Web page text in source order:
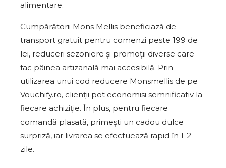
alimentare.
Cumpărătorii Mons Mellis beneficiază de
transport gratuit pentru comenzi peste 199 de
lei, reduceri sezoniere și promoții diverse care
fac pâinea artizanală mai accesibilă. Prin
utilizarea unui cod reducere Monsmellis de pe
Vouchify.ro, clienții pot economisi semnificativ la
fiecare achiziție. În plus, pentru fiecare
comandă plasată, primești un cadou dulce
surpriză, iar livrarea se efectuează rapid în 1-2
zile.